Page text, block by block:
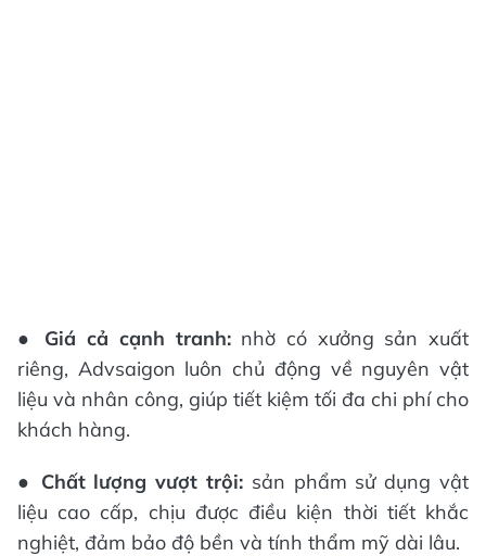
● Giá cả cạnh tranh:nhờ có xưởng sản xuất
riêng, Advsaigon luôn chủ động về nguyên vật
liệu và nhân công, giúp tiết kiệm tối đa chi phí cho
khách hàng.
● Chất lượng vượt trội: sản phẩm sử dụng vật
liệu cao cấp, chịu được điều kiện thời tiết khắc
nghiệt, đảm bảo độ bền và tính thẩm mỹ dài lâu.